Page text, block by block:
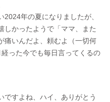
年の夏になりましたが、
しかったようで「ママ、また
痛いんだよ、頼むよ（一切何
った今でも毎日言ってくるの
ですよね、ハイ、ありがとう